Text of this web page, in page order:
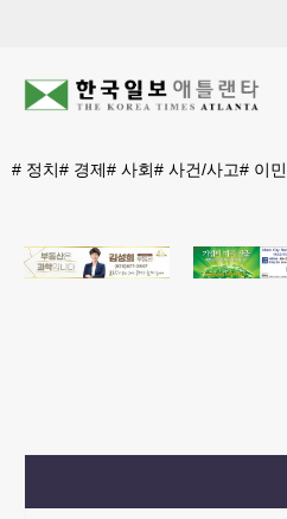
# 정치# 경제# 사회# 사건/사고# 이